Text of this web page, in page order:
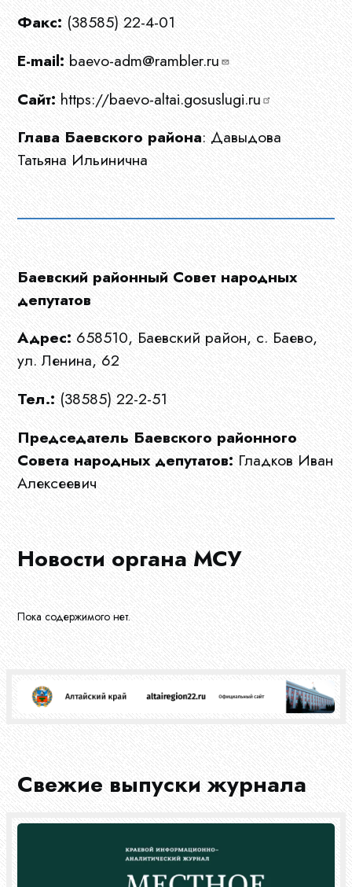
Главная
О
нас
Ограны
МСУ
Документы
Новости
Конкурсы
Эфир
Журнал
Факс:(38585) 22-4-01
E-mail:baevo-adm@rambler.ru
Сайт: https://baevo-altai.gosuslugi.ru
Глава Баевского района: Давыдова
Татьяна Ильинична
Баевский районный Совет народных
депутатов
Адрес:658510, Баевский район, с. Баево,
ул. Ленина, 62
Тел.:(38585) 22-2-51
Председатель Баевского районного
Совета народных депутатов:Гладков Иван
Алексеевич
Новости органа МСУ
Пока содержимого нет.
Свежие выпуски журнала